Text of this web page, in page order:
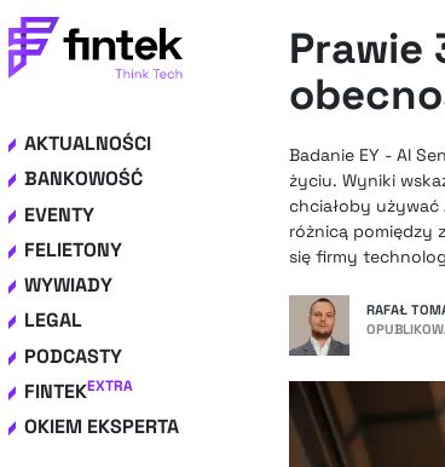
AKTUALNOŚCI
BANKOWOŚĆ
EVENTY
FELIETONY
WYWIADY
LEGAL
PODCASTY
FINTEKEXTRA
OKIEM EKSPERTA
Prawie
Badanie EY - AI
życiu. Wyniki
chciałoby używać
różnicą pomiędzy
się firmy
RAFAŁ